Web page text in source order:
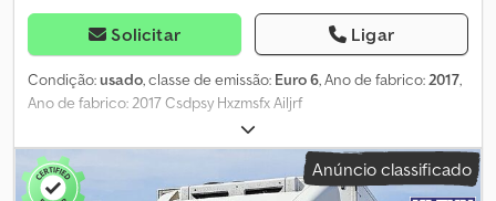
Solicitar Ligar
Condição:usado, classe de emissão: Euro 6, Ano de fabrico: 2017,
Ano de fabrico: 2017 Csdpsy Hxzmsfx Ailjrf
Anúncio classificado